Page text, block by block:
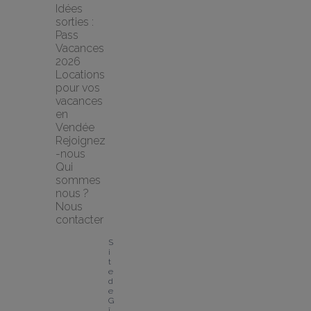
Idées
sorties :
Pass
Vacances
2026
Locations
pour vos
vacances
en
Vendée
Rejoignez
-nous
Qui
sommes
nous ?
Nous
contacter
S
i
t
e
d
e
G